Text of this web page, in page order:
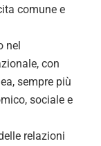
comune e
nel
con
sempre più
sociale e
relazioni